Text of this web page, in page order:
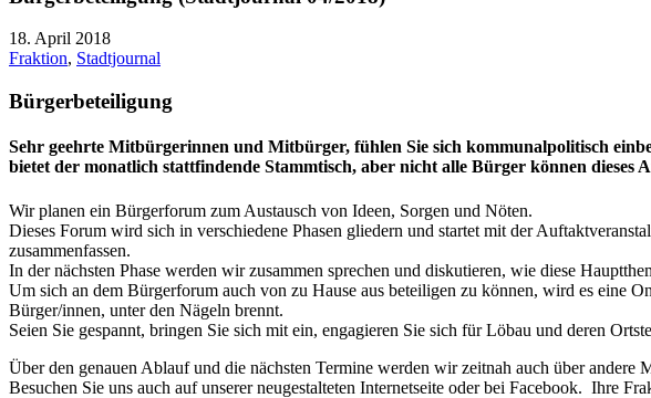
18. April 2018
Fraktion, Stadtjournal
Bürgerbeteiligung
Sehr geehrte Mitbürgerinnen und Mitbürger, fühlen Sie sich kommunalpolitisch
bietet der monatlich stattfindende Stammtisch, aber nicht alle Bürger können
Wir planen ein Bürgerforum zum Austausch von Ideen, Sorgen und Nöten.
Dieses Forum wird sich in verschiedene Phasen gliedern und startet mit der
zusammenfassen.
In der nächsten Phase werden wir zusammen sprechen und diskutieren, wie diese
Um sich an dem Bürgerforum auch von zu Hause aus beteiligen zu können, wird es eine
Bürger/innen, unter den Nägeln brennt.
Seien Sie gespannt, bringen Sie sich mit ein, engagieren Sie sich für Löbau und deren
Über den genauen Ablauf und die nächsten Termine werden wir zeitnah auch über andere
Besuchen Sie uns auch auf unserer neugestalteten Internetseite oder bei Facebook. Ihre